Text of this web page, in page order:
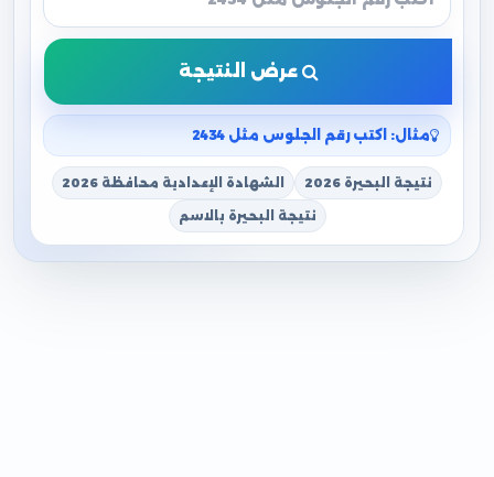
عرض النتيجة
مثال: اكتب رقم الجلوس مثل 2434
نتيجة البحيرة 2026 الشهادة الإعدادية محافظة 2026
نتيجة البحيرة بالاسم